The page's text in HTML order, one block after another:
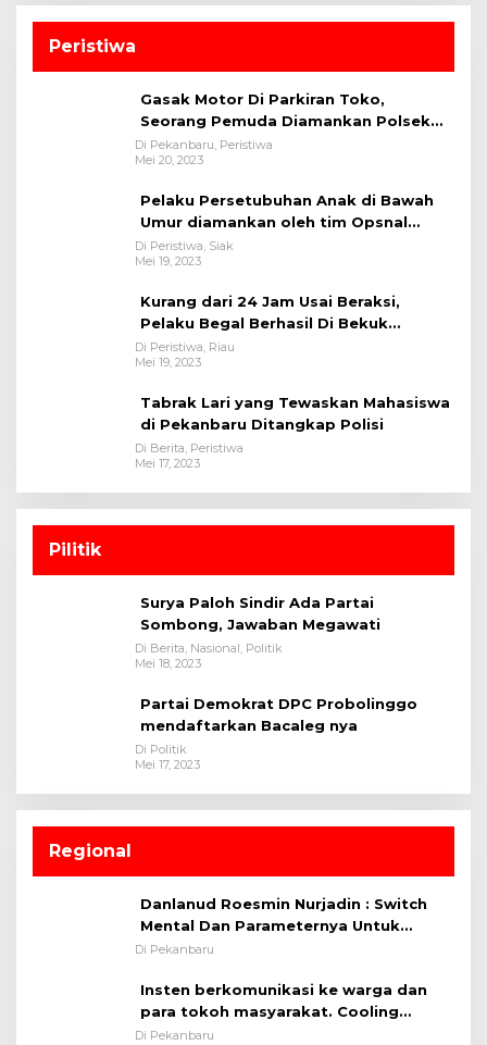
Peristiwa
Gasak Motor Di Parkiran Toko,
Seorang Pemuda Diamankan Polsek
Bukit Raya
Di Pekanbaru, Peristiwa
Mei 20, 2023
Pelaku Persetubuhan Anak di Bawah
Umur diamankan oleh tim Opsnal
Polsek Tualang-Polres Siak-Polda Riau
Di Peristiwa, Siak
Mei 19, 2023
Kurang dari 24 Jam Usai Beraksi,
Pelaku Begal Berhasil Di Bekuk
Satreskrim Polres Kuansing
Di Peristiwa, Riau
Mei 19, 2023
Tabrak Lari yang Tewaskan Mahasiswa
di Pekanbaru Ditangkap Polisi
Di Berita, Peristiwa
Mei 17, 2023
Pilitik
Surya Paloh Sindir Ada Partai
Sombong, Jawaban Megawati
Di Berita, Nasional, Politik
Mei 18, 2023
Partai Demokrat DPC Probolinggo
mendaftarkan Bacaleg nya
Di Politik
Mei 17, 2023
Regional
Danlanud Roesmin Nurjadin : Switch
Mental Dan Parameternya Untuk
Melaksanakan ✈
Di Pekanbaru
Insten berkomunikasi ke warga dan
para tokoh masyarakat. Cooling
System OMP LK ²024 Polsek Rumbai,
Di Pekanbaru